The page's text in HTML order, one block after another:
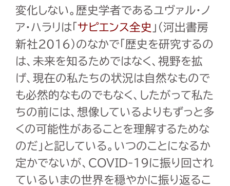
変化しない。歴史学者であるユヴァル・ノ
ア・ハラリは「 サピエンス全史 」（河出書房
新社2016）のなかで「歴史を研究するの
は、未来を知るためではなく、視野を拡
げ、現在の私たちの状況は自然なもので
も必然的なものでもなく、したがって私た
ちの前には、想像しているよりもずっと多
くの可能性があることを理解するためな
のだ」と記している。いつのことになるか
定かでないが、 COVID-19に振り回され
ているいまの世界を穏やかに振り返るこ